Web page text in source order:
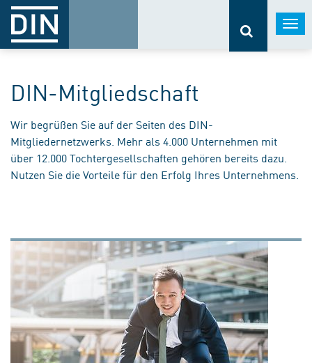
DIN-Mitgliedschaft
Wir begrüßen Sie auf der Seiten des DIN-
Mitgliedernetzwerks. Mehr als 4.000 Unternehmen mit
über 12.000 Tochtergesellschaften gehören bereits dazu.
Nutzen Sie die Vorteile für den Erfolg Ihres Unternehmens.